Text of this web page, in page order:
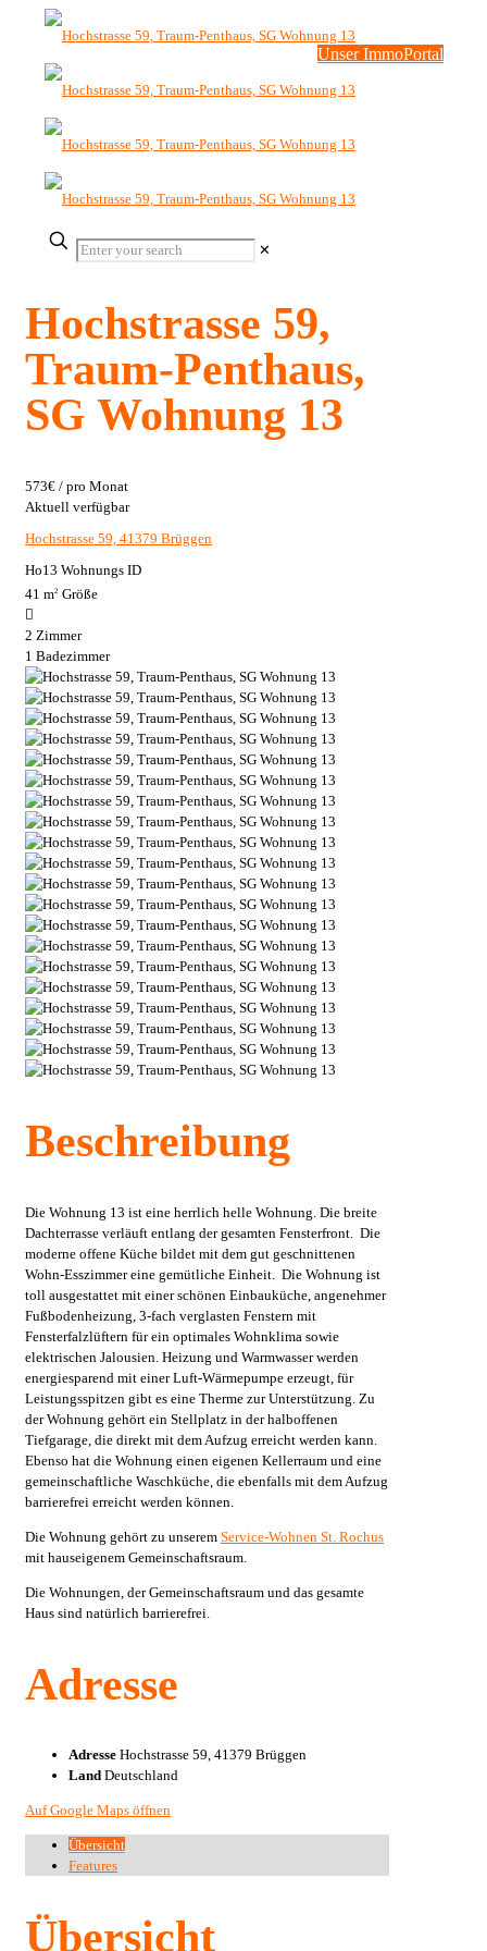
Unser ImmoPortal
✕
Hochstrasse 59,
Traum-Penthaus,
SG Wohnung 13
573€ / pro Monat
Aktuell verfügbar
Hochstrasse 59, 41379 Brüggen
Ho13 Wohnungs ID
41 m2 Größe
2 Zimmer
1 Badezimmer
Beschreibung
Die Wohnung 13 ist eine herrlich helle Wohnung. Die breite
Dachterrasse verläuft entlang der gesamten Fensterfront. Die
moderne offene Küche bildet mit dem gut geschnittenen
Wohn-Esszimmer eine gemütliche Einheit. Die Wohnung ist
toll ausgestattet mit einer schönen Einbauküche, angenehmer
Fußbodenheizung, 3-fach verglasten Fenstern mit
Fensterfalzlüftern für ein optimales Wohnklima sowie
elektrischen Jalousien. Heizung und Warmwasser werden
energiesparend mit einer Luft-Wärmepumpe erzeugt, für
Leistungsspitzen gibt es eine Therme zur Unterstützung. Zu
der Wohnung gehört ein Stellplatz in der halboffenen
Tiefgarage, die direkt mit dem Aufzug erreicht werden kann.
Ebenso hat die Wohnung einen eigenen Kellerraum und eine
gemeinschaftliche Waschküche, die ebenfalls mit dem Aufzug
barrierefrei erreicht werden können.
Die Wohnung gehört zu unserem Service-Wohnen St. Rochus
mit hauseigenem Gemeinschaftsraum.
Die Wohnungen, der Gemeinschaftsraum und das gesamte
Haus sind natürlich barrierefrei.
Adresse
Adresse Hochstrasse 59, 41379 Brüggen
Land Deutschland
Auf Google Maps öffnen
Übersicht
Features
Übersicht